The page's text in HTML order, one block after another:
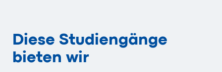
Diese Studiengänge
bieten wir